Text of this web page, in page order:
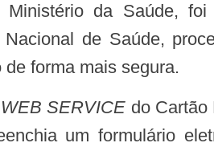
da Saúde,
de Saúde,
forma mais segura.
WEB SERVICE do Cartão
um formulário